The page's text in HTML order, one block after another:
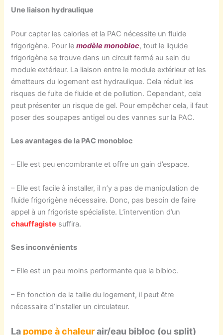
Une liaison hydraulique
Pour capter les calories et la PAC nécessite un fluide
frigorigène. Pour lemodèle monobloc, tout le liquide
frigorigène se trouve dans un circuit fermé au sein du
module extérieur. La liaison entre le module extérieur et les
émetteurs du logement est hydraulique. Cela réduit les
risques de fuite de fluide et de pollution. Cependant, cela
peut présenter un risque de gel. Pour empêcher cela, il faut
poser des soupapes antigel ou des vannes sur la PAC.
Les avantages de la PAC monobloc
– Elle est peu encombrante et offre un gain d’espace.
– Elle est facile à installer, il n’y a pas de manipulation de
fluide frigorigène nécessaire. Donc, pas besoin de faire
appel à un frigoriste spécialiste. L’intervention d’un
chauffagiste suffira.
Ses inconvénients
– Elle est un peu moins performante que la bibloc.
– En fonction de la taille du logement, il peut être
nécessaire d’installer un circulateur.
La pompe à chaleurair/eau bibloc (ou split)